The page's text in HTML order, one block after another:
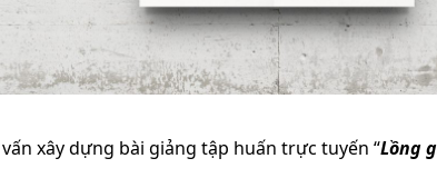
xây dựng bài giảng tập huấn trực tuyến “Lồng